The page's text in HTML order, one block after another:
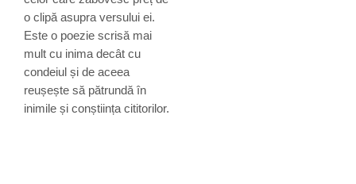
o clipă asupra versului ei.
Este o poezie scrisă mai
mult cu inima decât cu
condeiul și de aceea
reușește să pătrundă în
inimile și conștiința cititorilor.